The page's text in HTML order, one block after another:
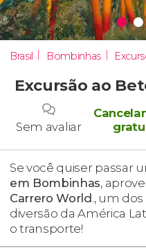
Brasil Bombinhas
Excursão ao
Sem avaliar
Se você quiser passar
em Bombinhas,
Carrero World ., um
diversão da América
o transporte!